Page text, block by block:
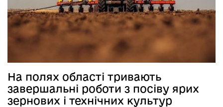
На полях області тривають
завершальні роботи з посіву ярих
зернових і технічних культур